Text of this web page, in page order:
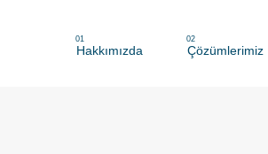
Hakkımızda
01
Çözümlerimiz
02